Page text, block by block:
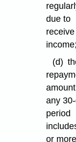
due to
receive
income;
(d)
any
period
or more